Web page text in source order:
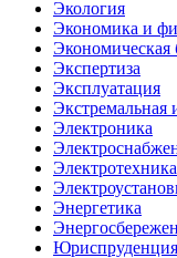
Экология
Экономика и
Экономическая
Экспертиза
Эксплуатация
Экстремальная
Электроника
Энергетика
Юриспруденция